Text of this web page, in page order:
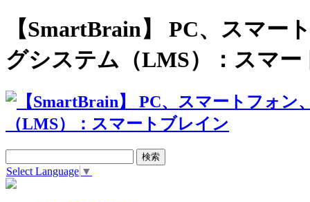
【SmartBrain】 PC、スマー
グシステム（LMS）：スマー
Select Language ▼